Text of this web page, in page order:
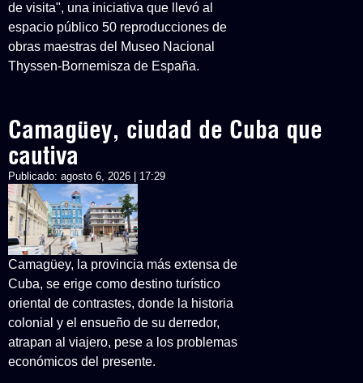
de visita", una iniciativa que llevó al
espacio público 50 reproducciones de
obras maestras del Museo Nacional
Thyssen-Bornemisza de España.
Camagüey, ciudad de Cuba que
cautiva
Publicado: agosto 6, 2026 | 17:29
Camagüey, la provincia más extensa de
Cuba, se erige como destino turístico
oriental de contrastes, donde la historia
colonial y el ensueño de su derredor,
atrapan al viajero, pese a los problemas
económicos del presente.